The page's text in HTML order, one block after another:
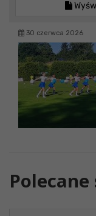
30 czerwca 2026